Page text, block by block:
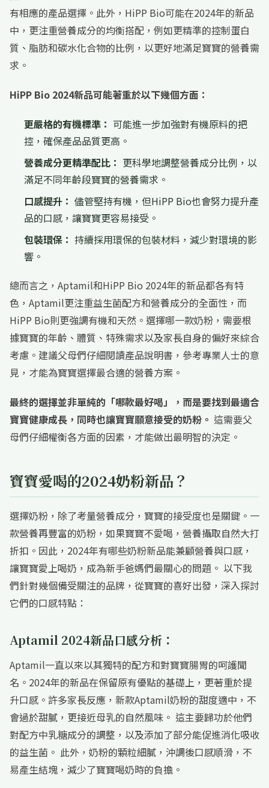
有相應的產品選擇。此外，HiPP Bio可能在2024年的新品
中，更注重營養成分的均衡搭配，例如更精準的控制蛋白
質、脂肪和碳水化合物的比例，以更好地滿足寶寶的營養需
求。
HiPP Bio 2024新品可能著重於以下幾個方面：
更嚴格的有機標準： 可能進一步加強對有機原料的把
控，確保產品品質更高。
營養成分更精準配比： 更科學地調整營養成分比例，以
滿足不同年齡段寶寶的營養需求。
口感提升： 儘管堅持有機，但HiPP Bio也會努力提升產
品的口感，讓寶寶更容易接受。
包裝環保： 持續採用環保的包裝材料，減少對環境的影
響。
總而言之，Aptamil和HiPP Bio 2024年的新品都各有特
色，Aptamil更注重益生菌配方和營養成分的全面性，而
HiPP Bio則更強調有機和天然。選擇哪一款奶粉，需要根
據寶寶的年齡、體質、特殊需求以及家長自身的偏好來綜合
考慮。建議父母們仔細閱讀產品說明書，參考專業人士的意
見，才能為寶寶選擇最合適的營養方案。
最終的選擇並非單純的「哪款最好喝」，而是要找到最適合
寶寶健康成長，同時也讓寶寶願意接受的奶粉。 這需要父
母們仔細權衡各方面的因素，才能做出最明智的決定。
寶寶愛喝的2024奶粉新品？
選擇奶粉，除了考量營養成分，寶寶的接受度也是關鍵。一
款營養再豐富的奶粉，如果寶寶不愛喝，營養攝取自然大打
折扣。因此，2024年有哪些奶粉新品能兼顧營養與口感，
讓寶寶愛上喝奶，成為新手爸媽們最關心的問題。 以下我
們針對幾個備受關注的品牌，從寶寶的喜好出發，深入探討
它們的口感特點：
Aptamil 2024新品口感分析：
Aptamil一直以來以其獨特的配方和對寶寶腸胃的呵護聞
名。2024年的新品在保留原有優點的基礎上，更著重於提
升口感。許多家長反應，新款Aptamil奶粉的甜度適中，不
會過於甜膩，更接近母乳的自然風味。 這主要歸功於他們
對配方中乳糖成分的調整，以及添加了部分能促進消化吸收
的益生菌。 此外，奶粉的顆粒細膩，沖調後口感順滑，不
易產生結塊，減少了寶寶喝奶時的負擔。